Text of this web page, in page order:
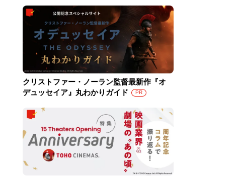
クリストファー・ノーラン監督最新作『オ
デュッセイア』丸わかりガイド
PR